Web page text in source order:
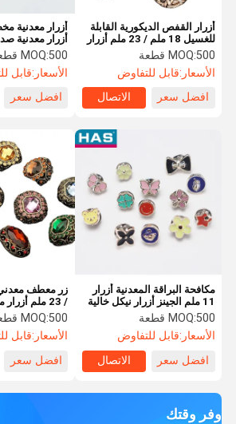
أزرار معدنية
ذهب فضة
MOQ:500 قطعة
الأسعار:قابل
افضل سعر
أزرار القفص الديكورية القابلة
للغسيل 18 ملم / 23 ملم أزرار
القميص الذهبية
MOQ:500 قطعة
الأسعار:قابل للتفاوض
افضل سعر
الاتصال
/ 23 ملم أزرار معطف زينة
MOQ:500 قطعة
الأسعار:قابل
افضل سعر
مكافحة البراقة المعدنية أزرار
11 ملم الجينز أزرار نيكل خالية
MOQ:500 قطعة
الأسعار:قابل للتفاوض
افضل سعر
الاتصال
وفر وقتك